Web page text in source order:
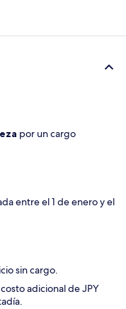
por un cargo
entre el 1 de enero y el
sin cargo.
adicional de JPY